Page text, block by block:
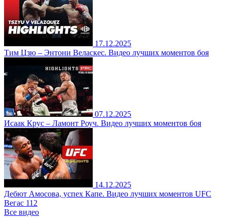
17.12.2025
Тим Цзю – Энтони Веласкес. Видео лучших моментов боя
07.12.2025
Исаак Крус – Ламонт Роуч. Видео лучших моментов боя
14.12.2025
Дебют Амосова, успех Капе. Видео лучших моментов UFC
Вегас 112
Все видео